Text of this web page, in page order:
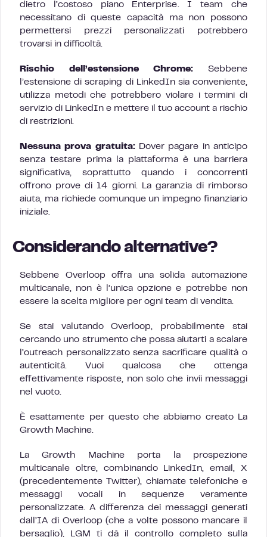
dietro l’costoso piano Enterprise. I team che
necessitano di queste capacità ma non possono
permettersi prezzi personalizzati potrebbero
trovarsi in difficoltà.
Rischio dell’estensione Chrome: Sebbene
l’estensione di scraping di LinkedIn sia conveniente,
utilizza metodi che potrebbero violare i termini di
servizio di LinkedIn e mettere il tuo account a rischio
di restrizioni.
Nessuna prova gratuita:Dover pagare in anticipo
senza testare prima la piattaforma è una barriera
significativa, soprattutto quando i concorrenti
offrono prove di 14 giorni. La garanzia di rimborso
aiuta, ma richiede comunque un impegno finanziario
iniziale.
Considerando alternative?
Sebbene Overloop offra una solida automazione
multicanale, non è l’unica opzione e potrebbe non
essere la scelta migliore per ogni team di vendita.
Se stai valutando Overloop, probabilmente stai
cercando uno strumento che possa aiutarti a scalare
l’outreach personalizzato senza sacrificare qualità o
autenticità. Vuoi qualcosa che ottenga
effettivamente risposte, non solo che invii messaggi
nel vuoto.
È esattamente per questo che abbiamo creato La
Growth Machine.
La Growth Machine porta la prospezione
multicanale oltre, combinando LinkedIn, email, X
(precedentemente Twitter), chiamate telefoniche e
messaggi vocali in sequenze veramente
personalizzate. A differenza dei messaggi generati
dall’IA di Overloop (che a volte possono mancare il
bersaglio), LGM ti dà il controllo completo sulla